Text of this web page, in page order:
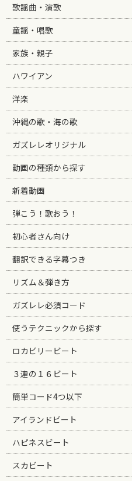
歌謡曲・演歌
童謡・唱歌
家族・親子
ハワイアン
洋楽
沖縄の歌・海の歌
ガズレレオリジナル
動画の種類から探す
新着動画
弾こう！歌おう！
初心者さん向け
翻訳できる字幕つき
リズム＆弾き方
ガズレレ必須コード
使うテクニックから探す
ロカビリービート
３連の１６ビート
簡単コード4つ以下
アイランドビート
ハピネスビート
スカビート